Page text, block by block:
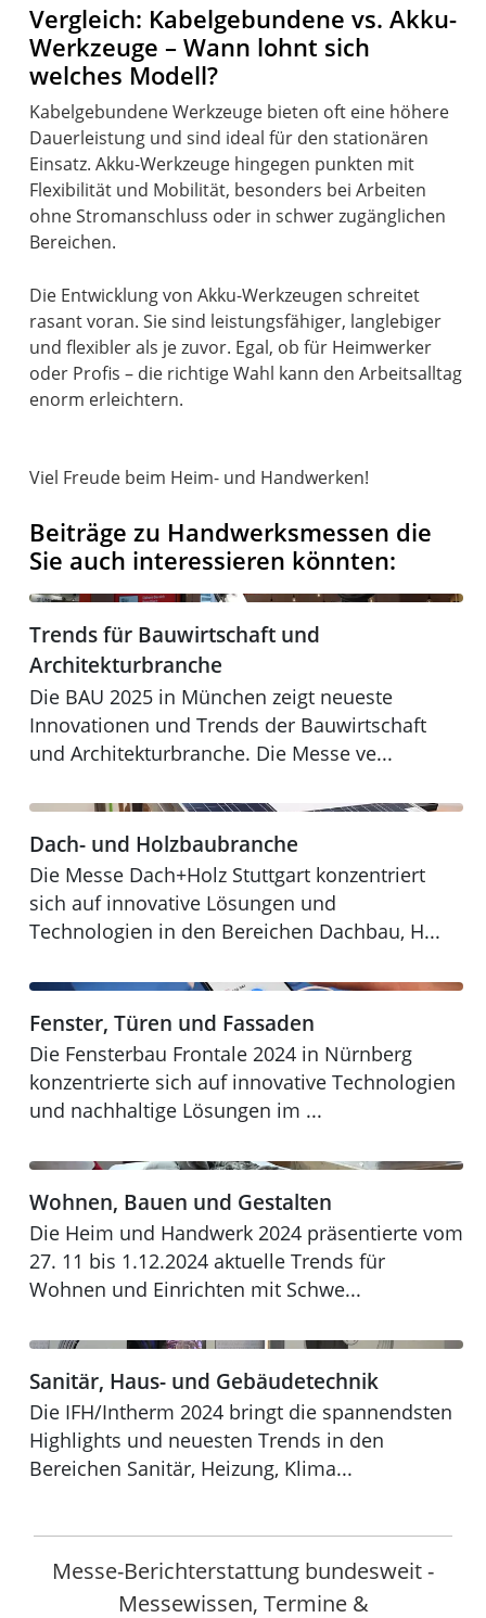
Vergleich: Kabelgebundene vs. Akku-
Werkzeuge – Wann lohnt sich
welches Modell?
Kabelgebundene Werkzeuge bieten oft eine höhere
Dauerleistung und sind ideal für den stationären
Einsatz. Akku-Werkzeuge hingegen punkten mit
Flexibilität und Mobilität, besonders bei Arbeiten
ohne Stromanschluss oder in schwer zugänglichen
Bereichen.
Die Entwicklung von Akku-Werkzeugen schreitet
rasant voran. Sie sind leistungsfähiger, langlebiger
und flexibler als je zuvor. Egal, ob für Heimwerker
oder Profis – die richtige Wahl kann den Arbeitsalltag
enorm erleichtern.
Viel Freude beim Heim- und Handwerken!
Beiträge zu Handwerksmessen die
Sie auch interessieren könnten:
Trends für Bauwirtschaft und Architekturbranche
BAU 2025
Trends für Bauwirtschaft und
Architekturbranche
Die BAU 2025 in München zeigt neueste
Innovationen und Trends der Bauwirtschaft
und Architekturbranche. Die Messe ve...
Dach- und Holzbaubranche
DACH+HOLZ 2024
Dach- und Holzbaubranche
Die Messe Dach+Holz Stuttgart konzentriert
sich auf innovative Lösungen und
Technologien in den Bereichen Dachbau, H...
Fenster, Türen und Fassaden
Fensterbau Frontale 2024
Fenster, Türen und Fassaden
Die Fensterbau Frontale 2024 in Nürnberg
konzentrierte sich auf innovative Technologien
und nachhaltige Lösungen im ...
Wohnen, Bauen und Gestalten
Heim+Handwerk 2024
Wohnen, Bauen und Gestalten
Die Heim und Handwerk 2024 präsentierte vom
27. 11 bis 1.12.2024 aktuelle Trends für
Wohnen und Einrichten mit Schwe...
Sanitär, Haus- und Gebäudetechnik
IFH/Intherm 2024
Sanitär, Haus- und Gebäudetechnik
Die IFH/Intherm 2024 bringt die spannendsten
Highlights und neuesten Trends in den
Bereichen Sanitär, Heizung, Klima...
Messe-Berichterstattung bundesweit -
Messewissen, Termine &